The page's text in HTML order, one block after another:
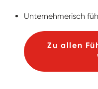
Unternehmerisch
Zu allen